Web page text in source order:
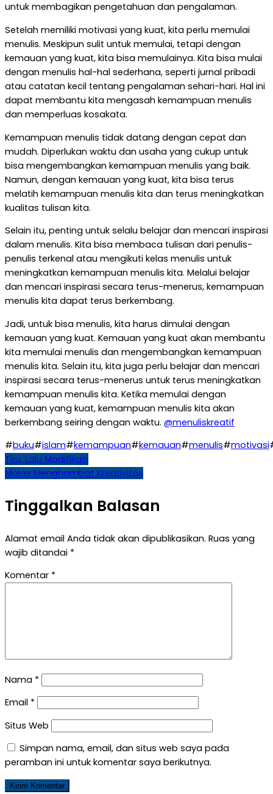
untuk membagikan pengetahuan dan pengalaman.
Setelah memiliki motivasi yang kuat, kita perlu memulai
menulis. Meskipun sulit untuk memulai, tetapi dengan
kemauan yang kuat, kita bisa memulainya. Kita bisa mulai
dengan menulis hal-hal sederhana, seperti jurnal pribadi
atau catatan kecil tentang pengalaman sehari-hari. Hal ini
dapat membantu kita mengasah kemampuan menulis
dan memperluas kosakata.
Kemampuan menulis tidak datang dengan cepat dan
mudah. Diperlukan waktu dan usaha yang cukup untuk
bisa mengembangkan kemampuan menulis yang baik.
Namun, dengan kemauan yang kuat, kita bisa terus
melatih kemampuan menulis kita dan terus meningkatkan
kualitas tulisan kita.
Selain itu, penting untuk selalu belajar dan mencari inspirasi
dalam menulis. Kita bisa membaca tulisan dari penulis-
penulis terkenal atau mengikuti kelas menulis untuk
meningkatkan kemampuan menulis kita. Melalui belajar
dan mencari inspirasi secara terus-menerus, kemampuan
menulis kita dapat terus berkembang.
Jadi, untuk bisa menulis, kita harus dimulai dengan
kemauan yang kuat. Kemauan yang kuat akan membantu
kita memulai menulis dan mengembangkan kemampuan
menulis kita. Selain itu, kita juga perlu belajar dan mencari
inspirasi secara terus-menerus untuk terus meningkatkan
kemampuan menulis kita. Ketika memulai dengan
kemauan yang kuat, kemampuan menulis kita akan
berkembang seiring dengan waktu. @menuliskreatif
#buku#islam#kemampuan#kemauan#menulis#motivasi
Navigasi
Tiru, Lalu Modifikasi
Malas Menghambat Kreativitas
Tinggalkan Balasan
Alamat email Anda tidak akan dipublikasikan. Ruas yang
wajib ditandai *
Komentar *
Nama *
Email *
Situs Web
Simpan nama, email, dan situs web saya pada
peramban ini untuk komentar saya berikutnya.